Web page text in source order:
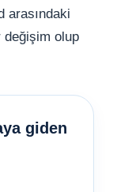
arasındaki
olup
giden